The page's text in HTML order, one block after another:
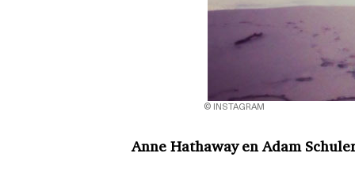
© INSTAGRAM
Anne Hathaway en Adam